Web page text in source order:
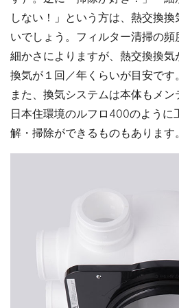
しない！」という方は、熱交換
いでしょう。フィルター清掃の
細かさによりますが、熱交換換
換気が１回／年くらいが目安です。
また、換気システムは本体もメン
日本住環境のルフロ400のように
解・掃除ができるものもあります。